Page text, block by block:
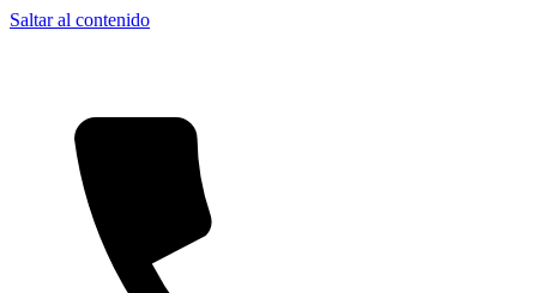
Saltar al contenido